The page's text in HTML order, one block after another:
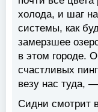
холода, и шаг
системы, как
замерзшее
в этом городе.
счастливых
везу нас туда,
Сидни смотрит